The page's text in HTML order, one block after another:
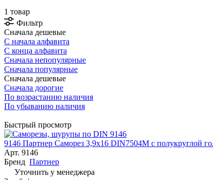
1 товар
Фильтр
Сначала дешевые
С начала алфавита
С конца алфавита
Сначала непопулярные
Сначала популярные
Сначала дешевые
Сначала дорогие
По возрастанию наличия
По убыванию наличия
Быстрый просмотр
9146 Партнер Саморез 3,9x16 DIN7504М с полукруглой
Арт. 9146
Бренд Партнер
Уточнить у менеджера